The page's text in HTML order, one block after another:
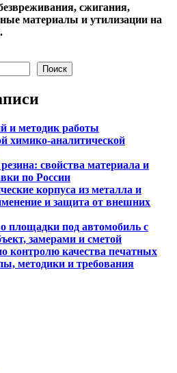
сжигания,
материалы и утилизации на
Поиск
и методик работы
химико-аналитической
свойства материала и
по России
корпуса из металла и
и защита от внешних
площадки под автомобиль с
замерами и сметой
контролю качества печатных
методики и требования